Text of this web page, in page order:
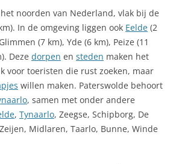
noorden van Nederland, vlak bij de
In de omgeving liggen ook Eelde (2
(7 km), Yde (6 km), Peize (11
Deze dorpen en steden maken het
voor toeristen die rust zoeken, maar
willen maken. Paterswolde behoort
, samen met onder andere
, Tynaarlo, Zeegse, Schipborg, De
Midlaren, Taarlo, Bunne, Winde